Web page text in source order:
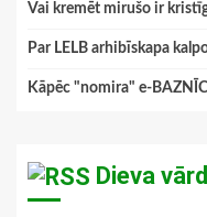
Vai kremēt mirušo ir
Par LELB arhibīskapa
Kāpēc "nomira" e-
Dieva